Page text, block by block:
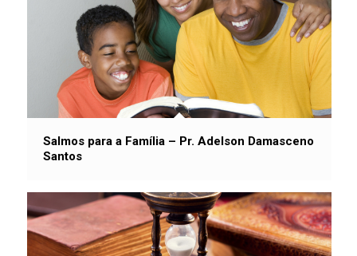
Salmos para a Família – Pr. Adelson Damasceno
Santos